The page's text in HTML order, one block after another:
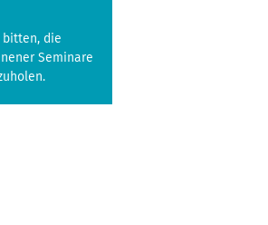
die
Seminare